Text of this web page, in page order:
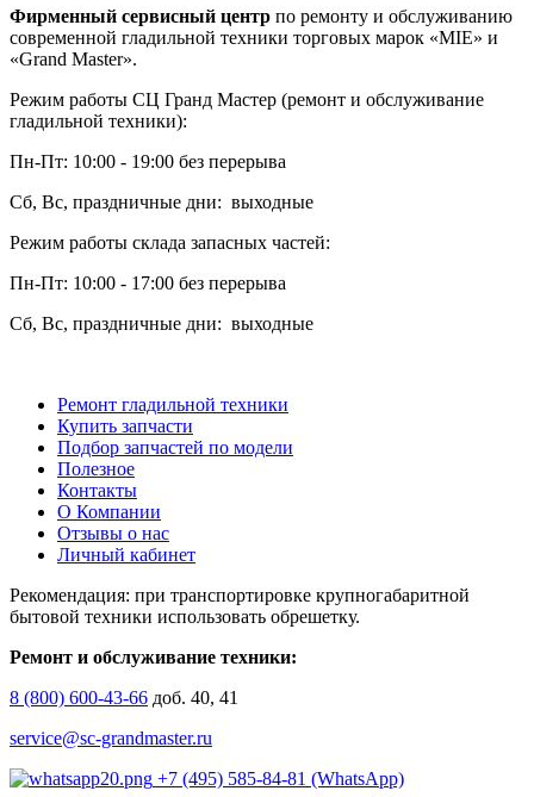
Фирменный сервисный центр по ремонту и обслуживанию
современной гладильной техники торговых марок «MIE» и
«Grand Master».
Режим работы СЦ Гранд Мастер (ремонт и обслуживание
гладильной техники):
Пн-Пт: 10:00 - 19:00 без перерыва
Сб, Вс, праздничные дни: выходные
Режим работы склада запасных частей:
Пн-Пт: 10:00 - 17:00 без перерыва
Сб, Вс, праздничные дни: выходные
Ремонт гладильной техники
Купить запчасти
Подбор запчастей по модели
Полезное
Контакты
О Компании
Отзывы о нас
Личный кабинет
Рекомендация: при транспортировке крупногабаритной
бытовой техники использовать обрешетку.
Ремонт и обслуживание техники:
8 (800) 600-43-66 доб. 40, 41
service@sc-grandmaster.ru
+7 (495) 585-84-81 (WhatsApp)